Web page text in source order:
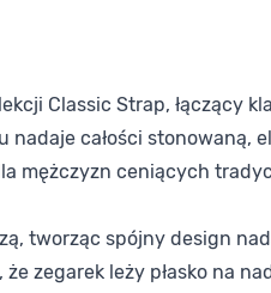
Classic Strap, łączący
całości
mężczyzn ceniących
tworząc spójny design
zegarek leży płasko na